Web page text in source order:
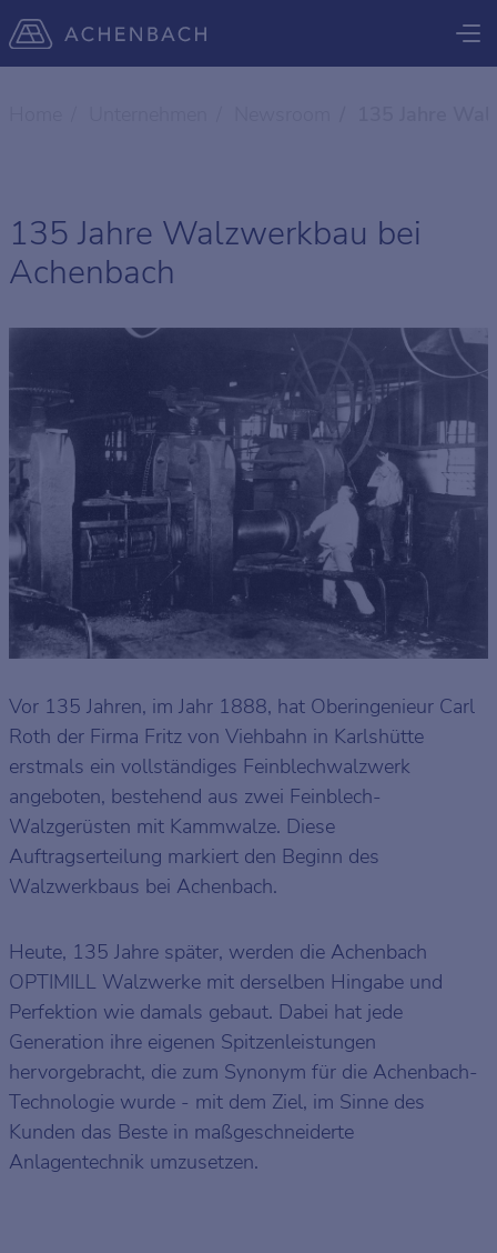
135 Jahre Walzwerkbau bei
Achenbach
Vor 135 Jahren, im Jahr 1888, hat Oberingenieur Carl
Roth der Firma Fritz von Viehbahn in Karlshütte
erstmals ein vollständiges Feinblechwalzwerk
angeboten, bestehend aus zwei Feinblech-
Walzgerüsten mit Kammwalze. Diese
Auftragserteilung markiert den Beginn des
Walzwerkbaus bei Achenbach.
Heute, 135 Jahre später, werden die Achenbach
OPTIMILL Walzwerke mit derselben Hingabe und
Perfektion wie damals gebaut. Dabei hat jede
Generation ihre eigenen Spitzenleistungen
hervorgebracht, die zum Synonym für die Achenbach-
Technologie wurde - mit dem Ziel, im Sinne des
Kunden das Beste in maßgeschneiderte
Anlagentechnik umzusetzen.